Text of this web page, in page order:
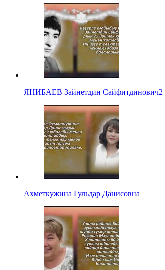
ЯНИБАЕВ Зайнетдин Сайфитдинович2
Ахметкужина Гульдар Данисовна